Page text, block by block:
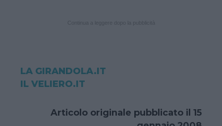
LA GIRANDOLA.IT
IL VELIERO.IT
Articolo originale pubblicato il 15